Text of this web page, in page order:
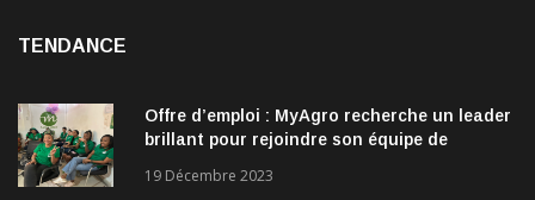
TENDANCE
Offre d’emploi : MyAgro recherche un leader
brillant pour rejoindre son équipe de
19 Décembre 2023